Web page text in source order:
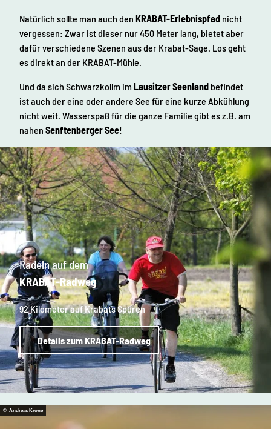
Natürlich sollte man auch den KRABAT-Erlebnispfad nicht
vergessen: Zwar ist dieser nur 450 Meter lang, bietet aber
dafür verschiedene Szenen aus der Krabat-Sage. Los geht
es direkt an der KRABAT-Mühle.
Und da sich Schwarzkollm im Lausitzer Seenland befindet
ist auch der eine oder andere See für eine kurze Abkühlung
nicht weit. Wasserspaß für die ganze Familie gibt es z.B. am
nahen Senftenberger See!
Radeln auf dem
KRABAT-Radweg
92 Kilometer auf Krabats Spuren
Details zum KRABAT-Radweg
© Andreas Krone